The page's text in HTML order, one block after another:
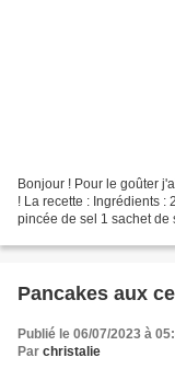
Bonjour ! Pour le goûter
! La recette : Ingrédients :
pincée de sel 1 sachet de
Pancakes aux
Publié le 06/07/2023 à
Par christalie